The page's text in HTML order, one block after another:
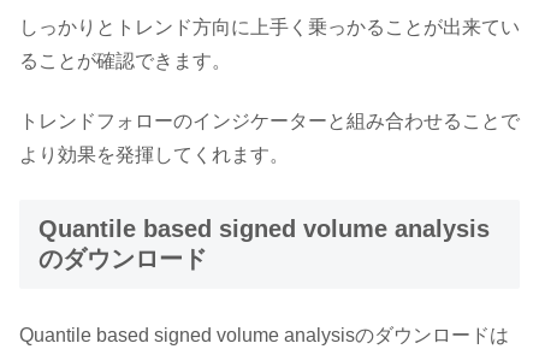
しっかりとトレンド方向に上手く乗っかることが出来てい
ることが確認できます。
トレンドフォローのインジケーターと組み合わせることで
より効果を発揮してくれます。
Quantile based signed volume analysis
のダウンロード
Quantile based signed volume analysisのダウンロードは